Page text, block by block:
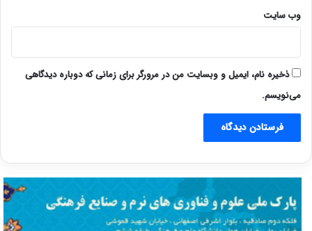
وب‌ سایت
ذخیره نام، ایمیل و وبسایت من در مرورگر برای زمانی که دوباره دیدگاهی
می‌نویسم.